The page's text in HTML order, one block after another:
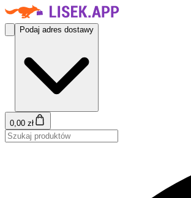
Podaj adres dostawy
0,00 zł